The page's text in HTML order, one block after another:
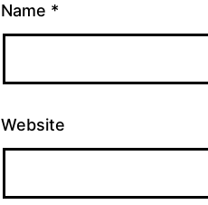
Name *
Website